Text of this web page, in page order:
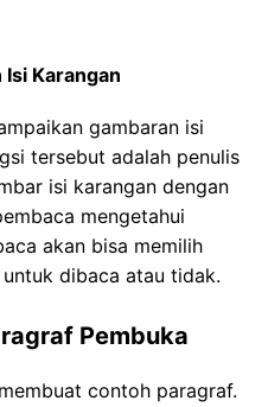
Karangan
gambaran isi
tersebut adalah penulis
isi karangan dengan
mengetahui
akan bisa memilih
dibaca atau tidak.
Pembuka
contoh paragraf.